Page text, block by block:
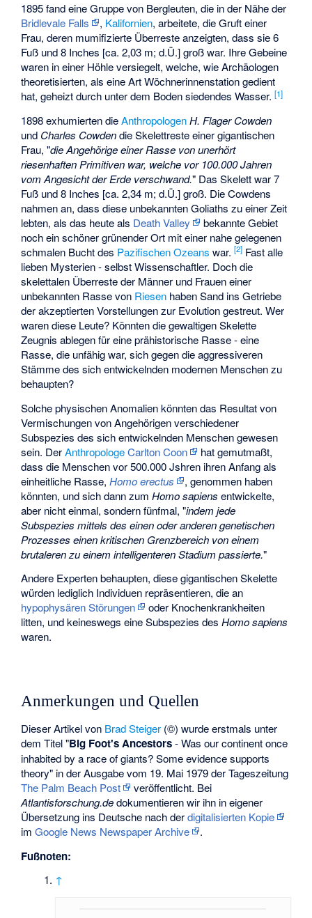
1895 fand eine Gruppe von Bergleuten, die in der Nähe der
Bridlevale Falls
, Kalifornien, arbeitete, die Gruft einer
Frau, deren mumifizierte Überreste anzeigten, dass sie 6
Fuß und 8 Inches [ca. 2,03 m; d.Ü.] groß war. Ihre Gebeine
waren in einer Höhle versiegelt, welche, wie Archäologen
theoretisierten, als eine Art Wöchnerinnenstation gedient
hat, geheizt durch unter dem Boden siedendes Wasser.[1]
1898 exhumierten dieAnthropologen H. Flager Cowden
und Charles Cowdendie Skelettreste einer gigantischen
Frau, "die Angehörige einer Rasse von unerhört
riesenhaften Primitiven war, welche vor 100.000 Jahren
vom Angesicht der Erde verschwand." Das Skelett war 7
Fuß und 8 Inches [ca. 2,34 m; d.Ü.] groß. Die Cowdens
nahmen an, dass diese unbekannten Goliaths zu einer Zeit
lebten, als das heute als Death Valley
bekannte Gebiet
noch ein schöner grünender Ort mit einer nahe gelegenen
schmalen Bucht des Pazifischen Ozeans war.[2] Fast alle
lieben Mysterien - selbst Wissenschaftler. Doch die
skelettalen Überreste der Männer und Frauen einer
unbekannten Rasse von Riesen haben Sand ins Getriebe
der akzeptierten Vorstellungen zur Evolution gestreut. Wer
waren diese Leute? Könnten die gewaltigen Skelette
Zeugnis ablegen für eine prähistorische Rasse - eine
Rasse, die unfähig war, sich gegen die aggressiveren
Stämme des sich entwickelnden modernen Menschen zu
behaupten?
Solche physischen Anomalien könnten das Resultat von
Vermischungen von Angehörigen verschiedener
Subspezies des sich entwickelnden Menschen gewesen
sein. DerAnthropologe Carlton Coon
hat gemutmaßt,
dass die Menschen vor 500.000 Jshren ihren Anfang als
einheitliche Rasse,Homo erectus
, genommen haben
könnten, und sich dann zumHomo sapiens entwickelte,
aber nicht einmal, sondern fünfmal, "indem jede
Subspezies mittels des einen oder anderen genetischen
Prozesses einen kritischen Grenzbereich von einem
brutaleren zu einem intelligenteren Stadium passierte."
Andere Experten behaupten, diese gigantischen Skelette
würden lediglich Individuen repräsentieren, die an
hypophysären Störungen
oder Knochenkrankheiten
litten, und keineswegs eine Subspezies desHomo sapiens
waren.
Anmerkungen und Quellen
Dieser Artikel von Brad Steiger (©) wurde erstmals unter
dem Titel "Big Foot's Ancestors- Was our continent once
inhabited by a race of giants? Some evidence supports
theory" in der Ausgabe vom 19. Mai 1979 der Tageszeitung
The Palm Beach Post
veröffentlicht. Bei
Atlantisforschung.dedokumentieren wir ihn in eigener
Übersetzung ins Deutsche nach derdigitalisierten Kopie
imGoogle News Newspaper Archive .
Fußnoten:
↑